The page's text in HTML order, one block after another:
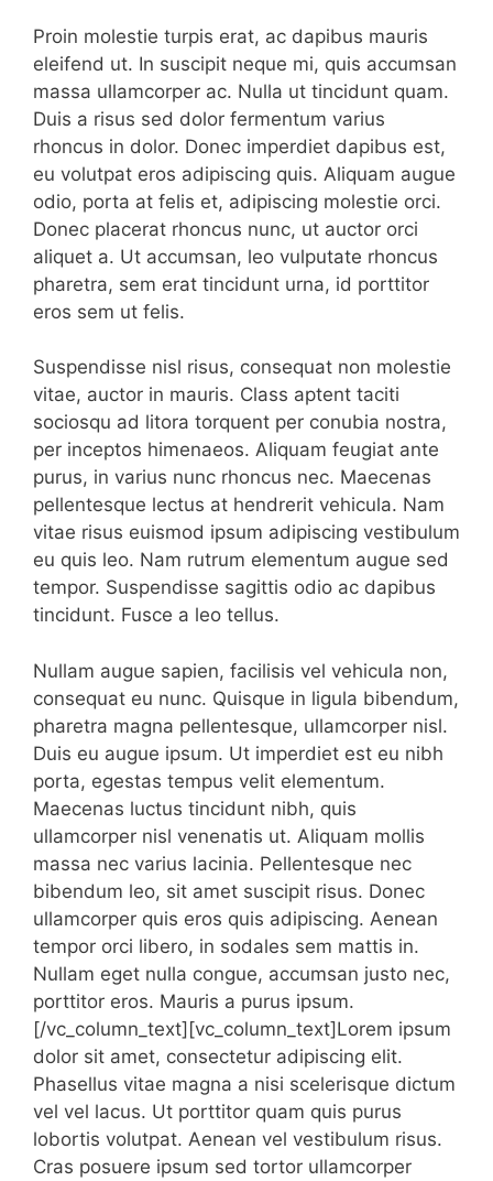
Proin molestie turpis erat, ac dapibus mauris
eleifend ut. In suscipit neque mi, quis accumsan
massa ullamcorper ac. Nulla ut tincidunt quam.
Duis a risus sed dolor fermentum varius
rhoncus in dolor. Donec imperdiet dapibus est,
eu volutpat eros adipiscing quis. Aliquam augue
odio, porta at felis et, adipiscing molestie orci.
Donec placerat rhoncus nunc, ut auctor orci
aliquet a. Ut accumsan, leo vulputate rhoncus
pharetra, sem erat tincidunt urna, id porttitor
eros sem ut felis.
Suspendisse nisl risus, consequat non molestie
vitae, auctor in mauris. Class aptent taciti
sociosqu ad litora torquent per conubia nostra,
per inceptos himenaeos. Aliquam feugiat ante
purus, in varius nunc rhoncus nec. Maecenas
pellentesque lectus at hendrerit vehicula. Nam
vitae risus euismod ipsum adipiscing vestibulum
eu quis leo. Nam rutrum elementum augue sed
tempor. Suspendisse sagittis odio ac dapibus
tincidunt. Fusce a leo tellus.
Nullam augue sapien, facilisis vel vehicula non,
consequat eu nunc. Quisque in ligula bibendum,
pharetra magna pellentesque, ullamcorper nisl.
Duis eu augue ipsum. Ut imperdiet est eu nibh
porta, egestas tempus velit elementum.
Maecenas luctus tincidunt nibh, quis
ullamcorper nisl venenatis ut. Aliquam mollis
massa nec varius lacinia. Pellentesque nec
bibendum leo, sit amet suscipit risus. Donec
ullamcorper quis eros quis adipiscing. Aenean
tempor orci libero, in sodales sem mattis in.
Nullam eget nulla congue, accumsan justo nec,
porttitor eros. Mauris a purus ipsum.
[/vc_column_text][vc_column_text]Lorem ipsum
dolor sit amet, consectetur adipiscing elit.
Phasellus vitae magna a nisi scelerisque dictum
vel vel lacus. Ut porttitor quam quis purus
lobortis volutpat. Aenean vel vestibulum risus.
Cras posuere ipsum sed tortor ullamcorper